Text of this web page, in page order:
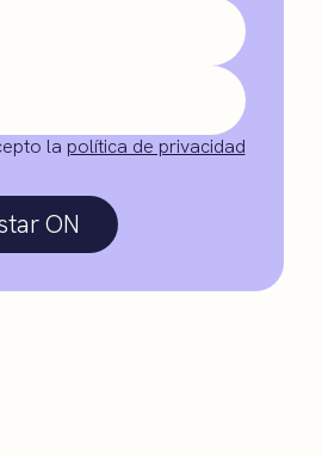
la política de privacidad
ON